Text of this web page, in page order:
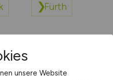
Fürth
unsere Website